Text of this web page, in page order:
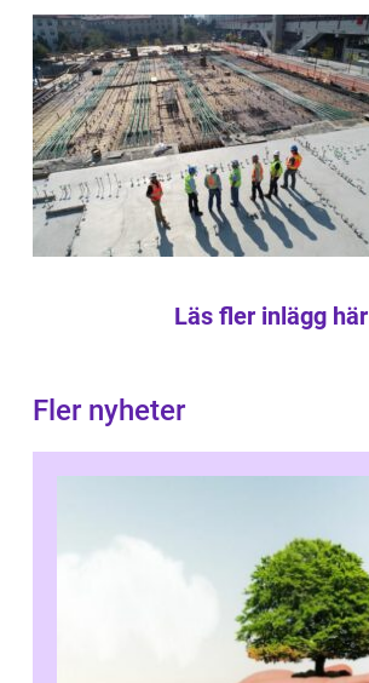
Läs fler inlägg här
Fler nyheter